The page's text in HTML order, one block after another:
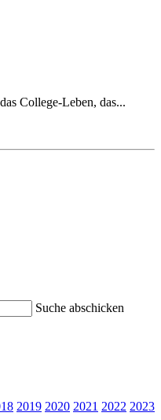
College-Leben, das...
Suche abschicken
2019 2020 2021 2022 2023